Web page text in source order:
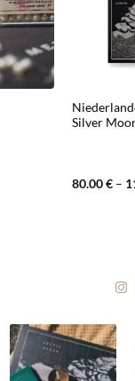
Silver
80.00€–